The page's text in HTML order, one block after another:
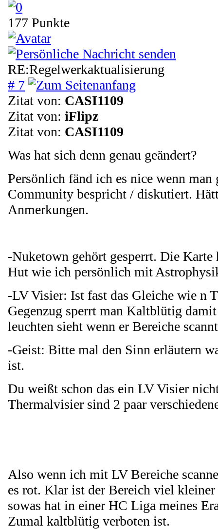
177 Punkte
RE:Regelwerkaktualisierung
# 7
Zitat von: CASI1109
Zitat von: iFlipz
Zitat von: CASI1109
Was hat sich denn genau geändert?
Persönlich fänd ich es nice wenn
Community bespricht / diskutiert.
Anmerkungen.
-Nuketown gehört gesperrt. Die
Hut wie ich persönlich mit
-LV Visier: Ist fast das Gleiche wie n
Gegenzug sperrt man Kaltblütig
leuchten sieht wenn er Bereiche scannt
-Geist: Bitte mal den Sinn erläutern
ist.
Du weißt schon das ein LV Visier
Thermalvisier sind 2 paar
Also wenn ich mit LV Bereiche
es rot. Klar ist der Bereich viel kleiner
sowas hat in einer HC Liga meines
Zumal kaltblütig verboten ist.